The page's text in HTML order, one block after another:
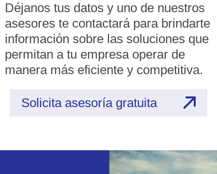
Déjanos tus datos y uno de nuestros
asesores te contactará para brindarte
información sobre las soluciones que
permitan a tu empresa operar de
manera más eficiente y competitiva.
Solicita asesoría gratuita